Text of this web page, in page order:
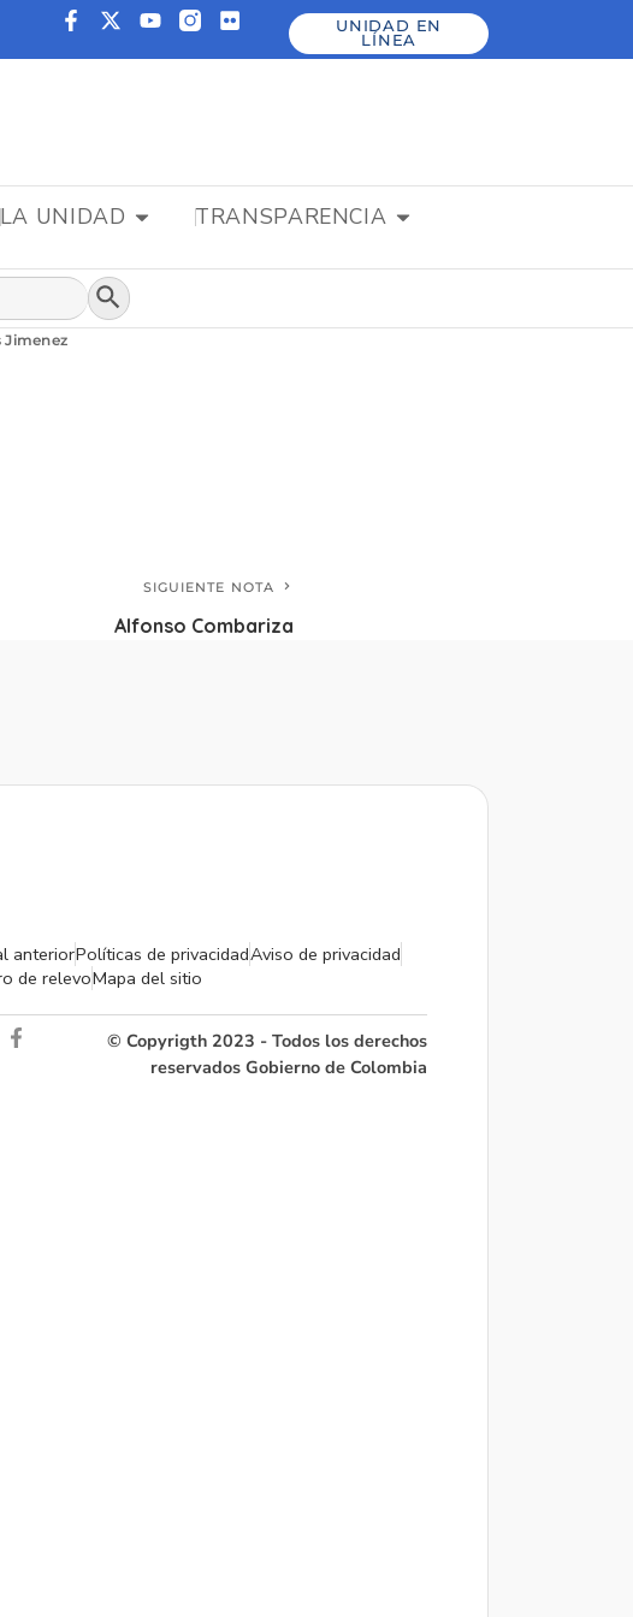
UNIDAD EN
LÍNEA
LA UNIDAD TRANSPARENCIA
Botón de búsqueda
Jimenez
SIGUIENTE NOTA
Alfonso Combariza
anteriorPolíticas de privacidadAviso de privacidad
de relevoMapa del sitio
© Copyrigth 2023 - Todos los derechos
reservados Gobierno de Colombia